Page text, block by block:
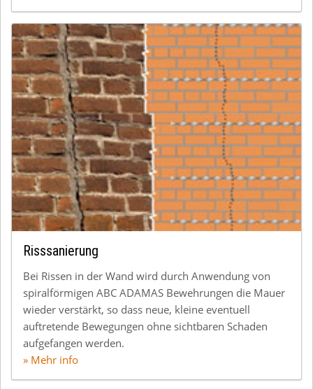
Risssanierung
Bei Rissen in der Wand wird durch Anwendung von
spiralförmigen ABC ADAMAS Bewehrungen die Mauer
wieder verstärkt, so dass neue, kleine eventuell
auftretende Bewegungen ohne sichtbaren Schaden
aufgefangen werden.
» Mehr info